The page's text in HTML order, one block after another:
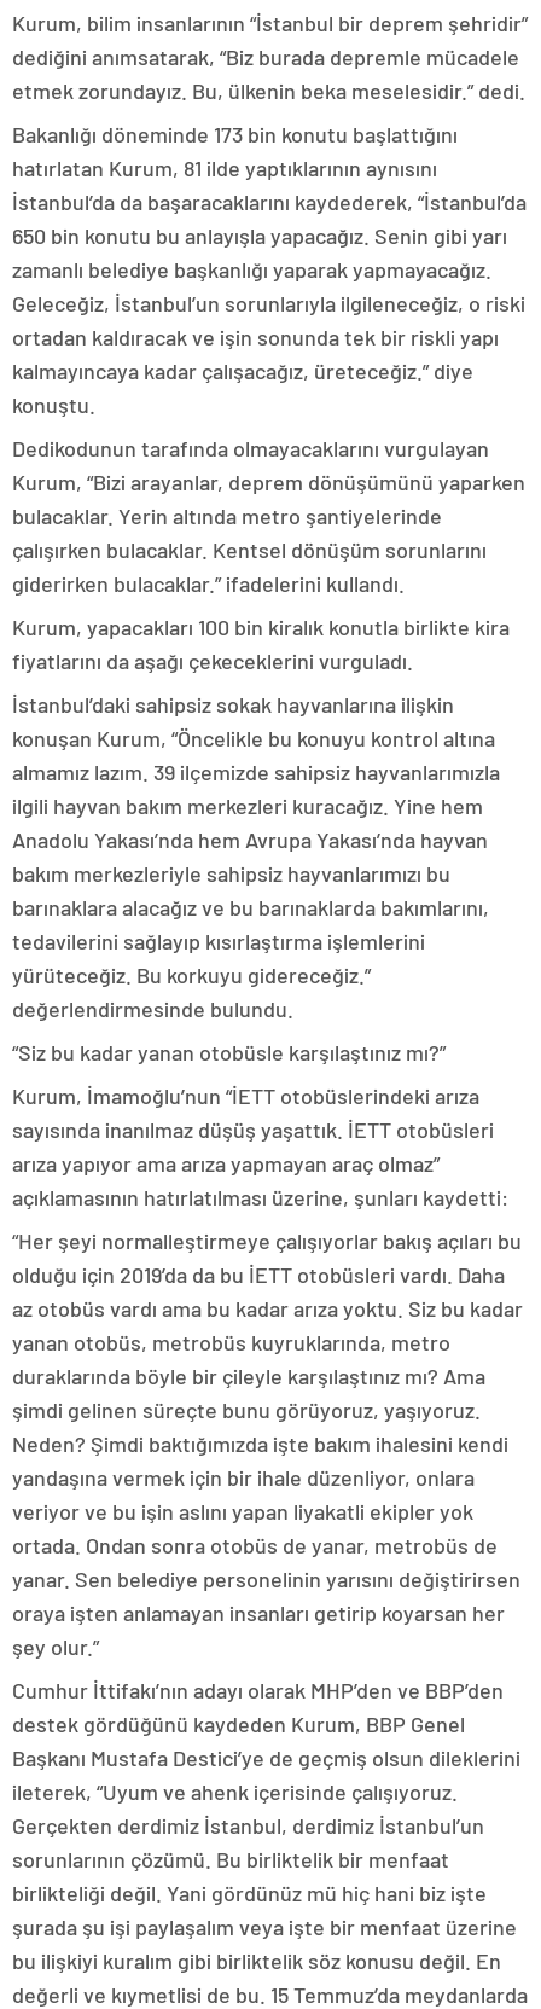
Kurum, bilim insanlarının “İstanbul bir deprem şehridir”
dediğini anımsatarak, “Biz burada depremle mücadele
etmek zorundayız. Bu, ülkenin beka meselesidir.” dedi.
Bakanlığı döneminde 173 bin konutu başlattığını
hatırlatan Kurum, 81 ilde yaptıklarının aynısını
İstanbul’da da başaracaklarını kaydederek, “İstanbul’da
650 bin konutu bu anlayışla yapacağız. Senin gibi yarı
zamanlı belediye başkanlığı yaparak yapmayacağız.
Geleceğiz, İstanbul’un sorunlarıyla ilgileneceğiz, o riski
ortadan kaldıracak ve işin sonunda tek bir riskli yapı
kalmayıncaya kadar çalışacağız, üreteceğiz.” diye
konuştu.
Dedikodunun tarafında olmayacaklarını vurgulayan
Kurum, “Bizi arayanlar, deprem dönüşümünü yaparken
bulacaklar. Yerin altında metro şantiyelerinde
çalışırken bulacaklar. Kentsel dönüşüm sorunlarını
giderirken bulacaklar.” ifadelerini kullandı.
Kurum, yapacakları 100 bin kiralık konutla birlikte kira
fiyatlarını da aşağı çekeceklerini vurguladı.
İstanbul’daki sahipsiz sokak hayvanlarına ilişkin
konuşan Kurum, “Öncelikle bu konuyu kontrol altına
almamız lazım. 39 ilçemizde sahipsiz hayvanlarımızla
ilgili hayvan bakım merkezleri kuracağız. Yine hem
Anadolu Yakası’nda hem Avrupa Yakası’nda hayvan
bakım merkezleriyle sahipsiz hayvanlarımızı bu
barınaklara alacağız ve bu barınaklarda bakımlarını,
tedavilerini sağlayıp kısırlaştırma işlemlerini
yürüteceğiz. Bu korkuyu gidereceğiz.”
değerlendirmesinde bulundu.
“Siz bu kadar yanan otobüsle karşılaştınız mı?”
Kurum, İmamoğlu’nun “İETT otobüslerindeki arıza
sayısında inanılmaz düşüş yaşattık. İETT otobüsleri
arıza yapıyor ama arıza yapmayan araç olmaz”
açıklamasının hatırlatılması üzerine, şunları kaydetti:
“Her şeyi normalleştirmeye çalışıyorlar bakış açıları bu
olduğu için 2019’da da bu İETT otobüsleri vardı. Daha
az otobüs vardı ama bu kadar arıza yoktu. Siz bu kadar
yanan otobüs, metrobüs kuyruklarında, metro
duraklarında böyle bir çileyle karşılaştınız mı? Ama
şimdi gelinen süreçte bunu görüyoruz, yaşıyoruz.
Neden? Şimdi baktığımızda işte bakım ihalesini kendi
yandaşına vermek için bir ihale düzenliyor, onlara
veriyor ve bu işin aslını yapan liyakatli ekipler yok
ortada. Ondan sonra otobüs de yanar, metrobüs de
yanar. Sen belediye personelinin yarısını değiştirirsen
oraya işten anlamayan insanları getirip koyarsan her
şey olur.”
Cumhur İttifakı’nın adayı olarak MHP’den ve BBP’den
destek gördüğünü kaydeden Kurum, BBP Genel
Başkanı Mustafa Destici’ye de geçmiş olsun dileklerini
ileterek, “Uyum ve ahenk içerisinde çalışıyoruz.
Gerçekten derdimiz İstanbul, derdimiz İstanbul’un
sorunlarının çözümü. Bu birliktelik bir menfaat
birlikteliği değil. Yani gördünüz mü hiç hani biz işte
şurada şu işi paylaşalım veya işte bir menfaat üzerine
bu ilişkiyi kuralım gibi birliktelik söz konusu değil. En
değerli ve kıymetlisi de bu. 15 Temmuz’da meydanlarda